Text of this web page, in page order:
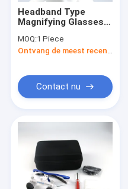
Headband Type
Magnifying Glasses
Binocular Magnifying
Glasses Dental
MOQ:1 Piece
Contact nu